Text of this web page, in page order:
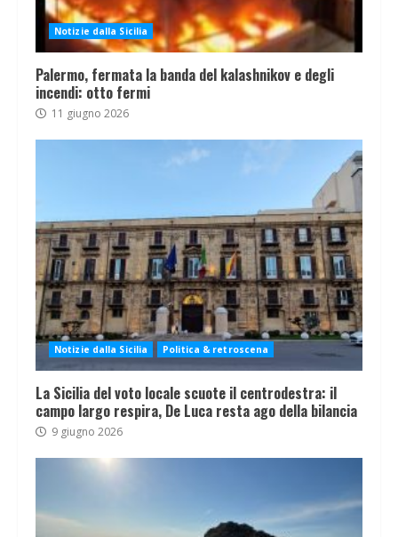
Notizie dalla Sicilia
Palermo, fermata la banda del kalashnikov e degli
incendi: otto fermi
11 giugno 2026
Notizie dalla Sicilia Politica & retroscena
La Sicilia del voto locale scuote il centrodestra: il
campo largo respira, De Luca resta ago della bilancia
9 giugno 2026